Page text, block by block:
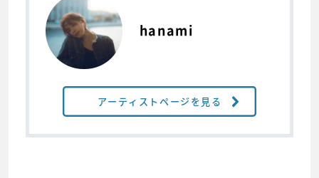
hanami
アーティストページを見る